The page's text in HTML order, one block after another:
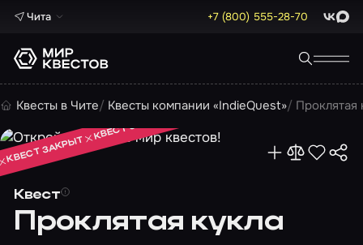
Чита +7 (800) 555-28-70 Max
Квесты в Чите Квесты компании «IndieQuest» Проклятая
Квест
Проклятая кукла
КВЕСТ ЗАКРЫТ
КВЕСТ ЗАКРЫТ
КВЕСТ ЗАКРЫТ